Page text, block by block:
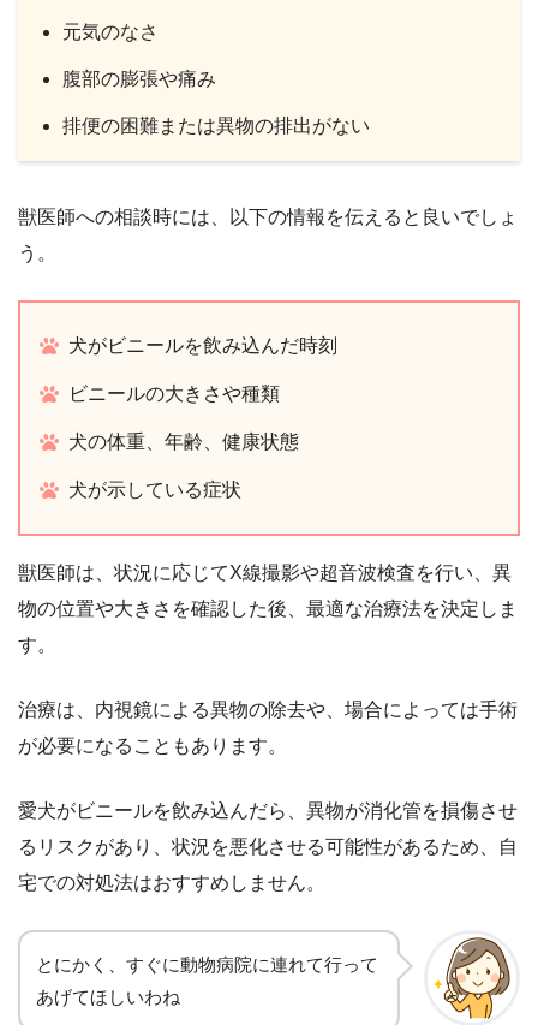
元気のなさ
腹部の膨張や痛み
排便の困難または異物の排出がない
獣医師への相談時には、以下の情報を伝えると良いでしょ
う。
犬がビニールを飲み込んだ時刻
ビニールの大きさや種類
犬の体重、年齢、健康状態
犬が示している症状
獣医師は、状況に応じてX線撮影や超音波検査を行い、異
物の位置や大きさを確認した後、最適な治療法を決定しま
す。
治療は、内視鏡による異物の除去や、場合によっては手術
が必要になることもあります。
愛犬がビニールを飲み込んだら、異物が消化管を損傷させ
るリスクがあり、状況を悪化させる可能性があるため、自
宅での対処法はおすすめしません。
とにかく、すぐに動物病院に連れて行って
あげてほしいわね